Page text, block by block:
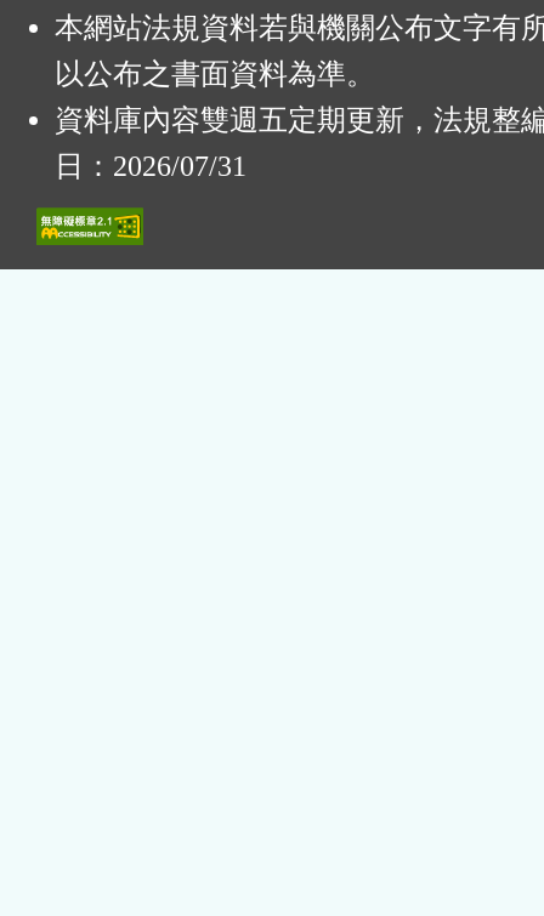
本網站法規資料若與機關公布文字有
以公布之書面資料為準。
資料庫內容雙週五定期更新，法規整
日：2026/07/31